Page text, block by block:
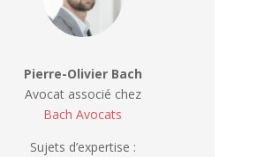
Pierre-Olivier Bach
Avocat associé chez
Bach Avocats
Sujets d’expertise :